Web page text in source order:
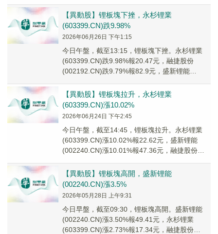
【異動股】锂板塊下挫，永杉锂業
(603399.CN)跌9.98%
2026年06月26日 下午1:15
今日午盤，截至13:15，锂板塊下挫。永杉锂業
(603399.CN)跌9.98%報20.47元，融捷股份
(002192.CN)跌9.79%報82.9元，盛新锂能
【異動股】锂板塊拉升，永杉锂業
(603399.CN)漲10.02%
2026年06月24日 下午2:45
今日午盤，截至14:45，锂板塊拉升。永杉锂業
(603399.CN)漲10.02%報22.62元，盛新锂能
(002240.CN)漲10.01%報47.36元，融捷股份
【異動股】锂板塊高開，盛新锂能
(002240.CN)漲3.5%
2026年05月28日 上午9:31
今日早盤，截至09:30，锂板塊高開。盛新锂能
(002240.CN)漲3.50%報49.41元，永杉锂業
(603399.CN)漲2.73%報17.34元，融捷股份